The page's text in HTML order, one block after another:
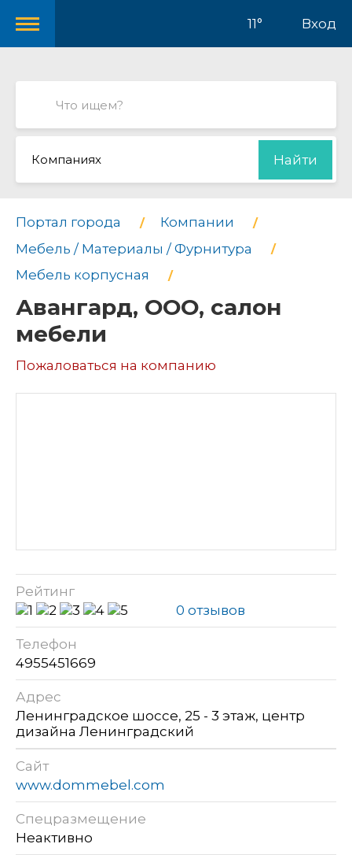
11° Вход
Компаниях Найти
Портал города
Компании
Мебель / Материалы / Фурнитура
Мебель корпусная
Авангард, ООО, салон
мебели
Пожаловаться на компанию
Рейтинг
0 отзывов
Телефон
4955451669
Адрес
Ленинградское шоссе, 25 - 3 этаж, центр
дизайна Ленинградский
Сайт
www.dommebel.com
Спецразмещение
Неактивно